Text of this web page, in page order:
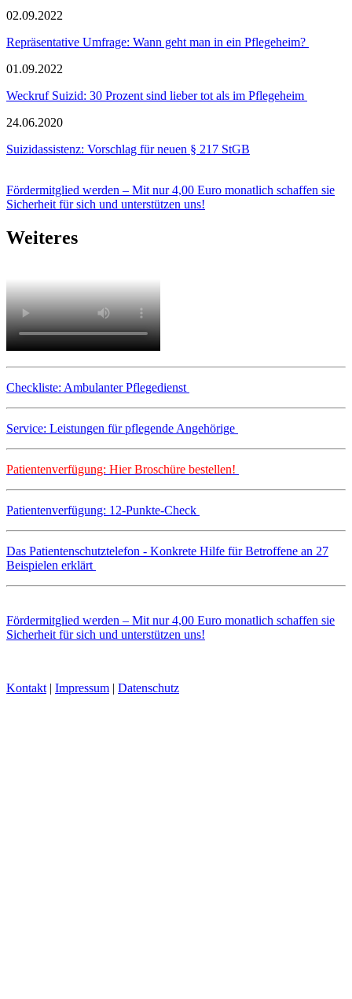
02.09.2022
Repräsentative Umfrage: Wann geht man in ein Pflegeheim?
01.09.2022
Weckruf Suizid: 30 Prozent sind lieber tot als im Pflegeheim
24.06.2020
Suizidassistenz: Vorschlag für neuen § 217 StGB
Fördermitglied werden – Mit nur 4,00 Euro monatlich schaffen sie
Sicherheit für sich und unterstützen uns!
Weiteres
Checkliste: Ambulanter Pflegedienst
Service: Leistungen für pflegende Angehörige
Patientenverfügung: Hier Broschüre bestellen!
Patientenverfügung: 12-Punkte-Check
Das Patientenschutztelefon - Konkrete Hilfe für Betroffene an 27
Beispielen erklärt
Fördermitglied werden – Mit nur 4,00 Euro monatlich schaffen sie
Sicherheit für sich und unterstützen uns!
Kontakt | Impressum | Datenschutz